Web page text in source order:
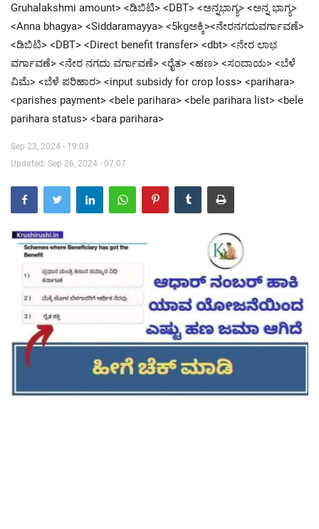
Krushi Rushi
ಮುಂದಿನ 5 ದಿನಗಳ ಮಳೆ ಮಾಹಿತಿ
Gallery
Contact Us
Gruhalakshmi amount> <ಡಿಬಿಟಿ> <DBT> <ಅನ್ನಭಾಗ್ಯ> <ಅನ್ನ ಭಾಗ್ಯ>
<Anna bhagya> <Siddaramayya> <5kgಅಕ್ಕಿ><ನೇರನಗದುವರ್ಗಾವಣೆ>
<ಡಿಬಿಟಿ> <DBT> <Direct benefit transfer> <dbt> <ನೇರ ಲಾಭ
ವರ್ಗಾವಣೆ> <ನೇರ ನಗದು ವರ್ಗಾವಣೆ> <ರೈತ> <ಹಣ> <ಸಂದಾಯ> <ಬೆಳೆ
ವಿಮೆ> <ಬೆಳೆ ಪರಿಹಾರ> <input subsidy for crop loss> <parihara>
<parishes payment> <bele parihara> <bele parihara list> <bele
parihara status> <bara parihara>
Sep 23, 2024 - 19:03
Updated: Sep 26, 2024 - 07:07